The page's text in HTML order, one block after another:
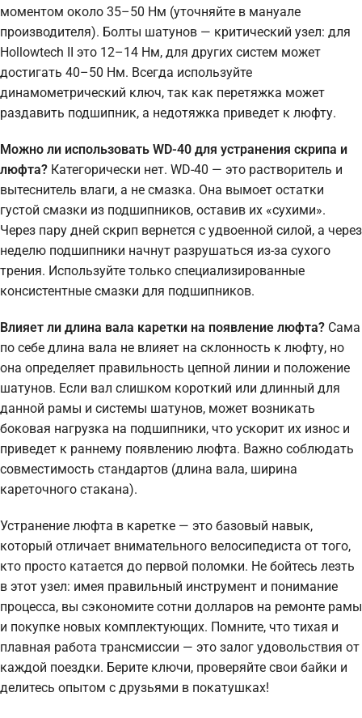
моментом около 35–50 Нм (уточняйте в мануале
производителя). Болты шатунов — критический узел: для
Hollowtech II это 12–14 Нм, для других систем может
достигать 40–50 Нм. Всегда используйте
динамометрический ключ, так как перетяжка может
раздавить подшипник, а недотяжка приведет к люфту.
Можно ли использовать WD-40 для устранения скрипа и
люфта? Категорически нет. WD-40 — это растворитель и
вытеснитель влаги, а не смазка. Она вымоет остатки
густой смазки из подшипников, оставив их «сухими».
Через пару дней скрип вернется с удвоенной силой, а через
неделю подшипники начнут разрушаться из-за сухого
трения. Используйте только специализированные
консистентные смазки для подшипников.
Влияет ли длина вала каретки на появление люфта? Сама
по себе длина вала не влияет на склонность к люфту, но
она определяет правильность цепной линии и положение
шатунов. Если вал слишком короткий или длинный для
данной рамы и системы шатунов, может возникать
боковая нагрузка на подшипники, что ускорит их износ и
приведет к раннему появлению люфта. Важно соблюдать
совместимость стандартов (длина вала, ширина
кареточного стакана).
Устранение люфта в каретке — это базовый навык,
который отличает внимательного велосипедиста от того,
кто просто катается до первой поломки. Не бойтесь лезть
в этот узел: имея правильный инструмент и понимание
процесса, вы сэкономите сотни долларов на ремонте рамы
и покупке новых комплектующих. Помните, что тихая и
плавная работа трансмиссии — это залог удовольствия от
каждой поездки. Берите ключи, проверяйте свои байки и
делитесь опытом с друзьями в покатушках!